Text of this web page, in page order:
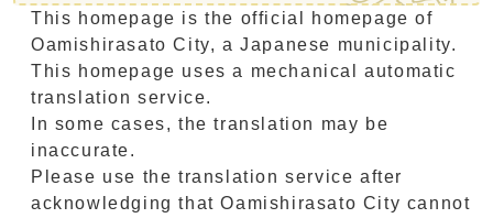
This homepage is the official homepage of
Oamishirasato City, a Japanese municipality.
This homepage uses a mechanical automatic
translation service.
In some cases, the translation may be
inaccurate.
Please use the translation service after
acknowledging that Oamishirasato City cannot